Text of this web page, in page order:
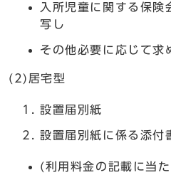
入所児童に関する保険
写し
その他必要に応じて求
(2)居宅型
設置届別紙
設置届別紙に係る添付
(利用料金の記載に当